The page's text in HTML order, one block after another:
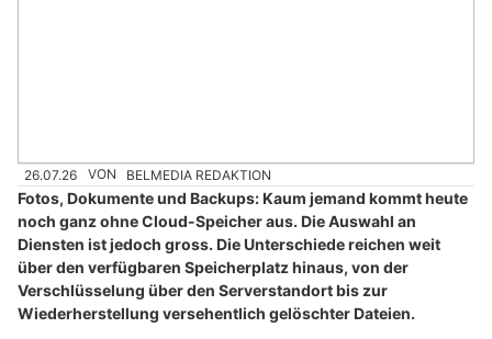
26.07.26 VON BELMEDIA REDAKTION
Fotos, Dokumente und Backups: Kaum jemand kommt heute
noch ganz ohne Cloud-Speicher aus. Die Auswahl an
Diensten ist jedoch gross. Die Unterschiede reichen weit
über den verfügbaren Speicherplatz hinaus, von der
Verschlüsselung über den Serverstandort bis zur
Wiederherstellung versehentlich gelöschter Dateien.